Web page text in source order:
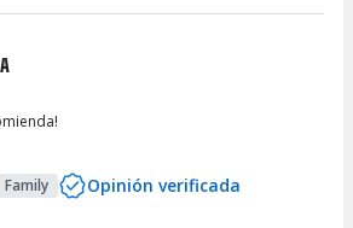
Family Opinión verificada